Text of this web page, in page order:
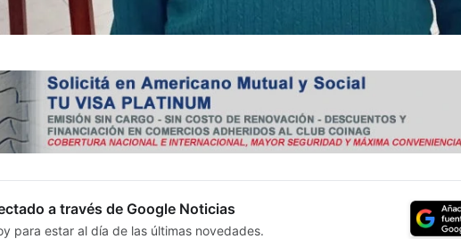
a través de Google Noticias
para estar al día de las últimas novedades.